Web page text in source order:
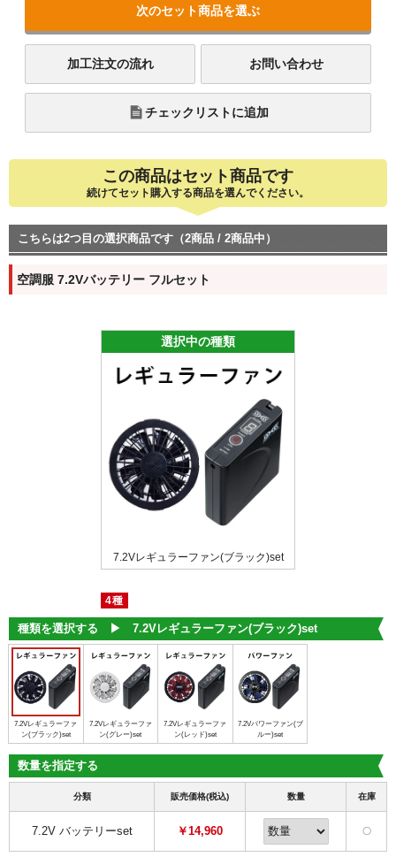
次のセット商品を選ぶ
加工注文の流れ お問い合わせ
チェックリストに追加
この商品はセット商品です
続けてセット購入する商品を選んでください。
こちらは2つ目の選択商品です（2商品 / 2商品中）
空調服 7.2Vバッテリー フルセット
選択中の種類
7.2Vレギュラーファン(ブラック)set
4種
種類を選択する ▶︎ 7.2Vレギュラーファン(ブラック)set
7.2Vレギュラーファ
ン(ブラック)set
7.2Vレギュラーファ
ン(グレー)set
7.2Vレギュラーファ
ン(レッド)set
7.2Vパワーファン(ブ
ルー)set
数量を指定する
分類 販売価格(税込) 数量 在庫
7.2V バッテリーset ￥14,960 〇